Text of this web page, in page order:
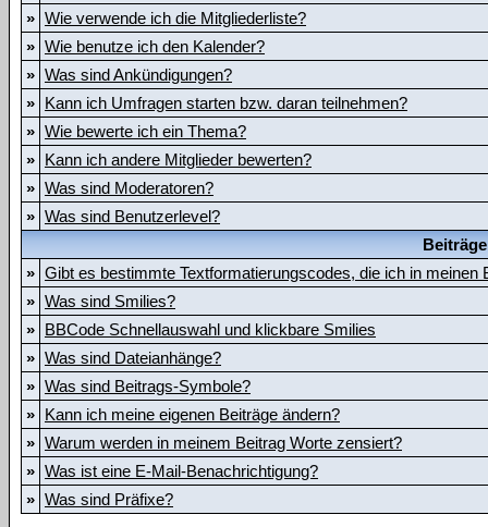
» Wie verwende ich die Mitgliederliste?
» Wie benutze ich den Kalender?
» Was sind Ankündigungen?
» Kann ich Umfragen starten bzw. daran teilnehmen?
» Wie bewerte ich ein Thema?
» Kann ich andere Mitglieder bewerten?
» Was sind Moderatoren?
» Was sind Benutzerlevel?
» Gibt es bestimmte Textformatierungscodes, die ich in meinen
» Was sind Smilies?
» BBCode Schnellauswahl und klickbare Smilies
» Was sind Dateianhänge?
» Was sind Beitrags-Symbole?
» Kann ich meine eigenen Beiträge ändern?
» Warum werden in meinem Beitrag Worte zensiert?
» Was ist eine E-Mail-Benachrichtigung?
» Was sind Präfixe?